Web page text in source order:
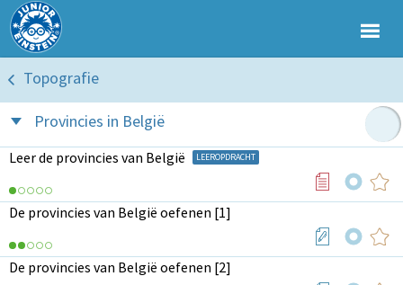
Topografie
Provincies in België
Leer de provincies van België LEEROPDRACHT
De provincies van België oefenen [1]
De provincies van België oefenen [2]